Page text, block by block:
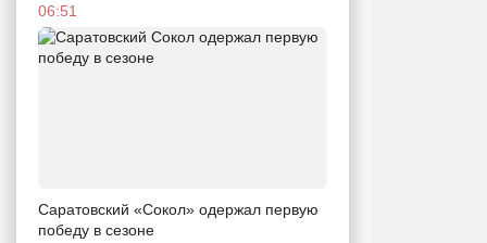
06:51
Саратовский «Сокол» одержал первую
победу в сезоне